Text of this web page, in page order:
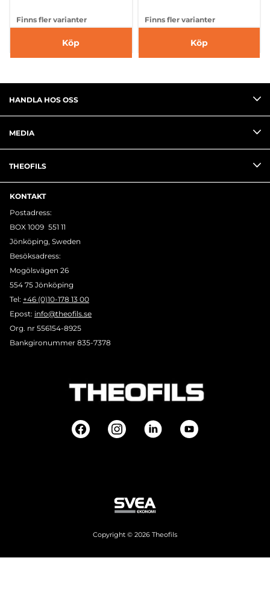
Finns fler varianter
Köp
Finns fler varianter
Köp
HANDLA HOS OSS
MEDIA
THEOFILS
KONTAKT
Postadress:
BOX 1009 551 11
Jönköping, Sweden
Besöksadress:
Mogölsvägen 26
554 75 Jönköping
Tel: +46 (0)10-178 13 00
Epost: info@theofils.se
Org. nr 556154-8925
Bankgironummer 835-7378
Copyright © 2026 Theofils